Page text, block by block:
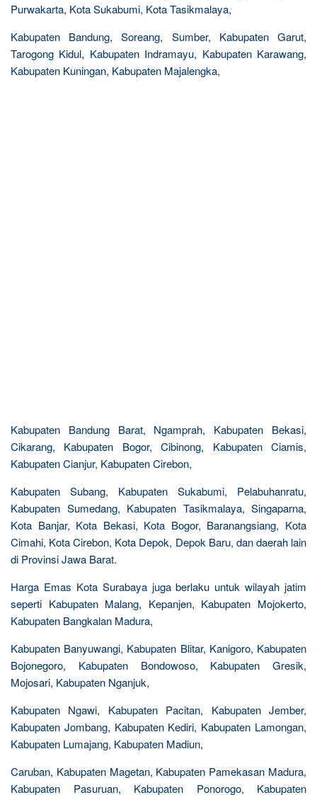
Purwakarta, Kota Sukabumi, Kota Tasikmalaya,
Kabupaten Bandung, Soreang, Sumber, Kabupaten Garut,
Tarogong Kidul, Kabupaten Indramayu, Kabupaten Karawang,
Kabupaten Kuningan, Kabupaten Majalengka,
Kabupaten Bandung Barat, Ngamprah, Kabupaten Bekasi,
Cikarang, Kabupaten Bogor, Cibinong, Kabupaten Ciamis,
Kabupaten Cianjur, Kabupaten Cirebon,
Kabupaten Subang, Kabupaten Sukabumi, Pelabuhanratu,
Kabupaten Sumedang, Kabupaten Tasikmalaya, Singaparna,
Kota Banjar, Kota Bekasi, Kota Bogor, Baranangsiang, Kota
Cimahi, Kota Cirebon, Kota Depok, Depok Baru, dan daerah lain
di Provinsi Jawa Barat.
Harga Emas Kota Surabaya juga berlaku untuk wilayah jatim
seperti Kabupaten Malang, Kepanjen, Kabupaten Mojokerto,
Kabupaten Bangkalan Madura,
Kabupaten Banyuwangi, Kabupaten Blitar, Kanigoro, Kabupaten
Bojonegoro, Kabupaten Bondowoso, Kabupaten Gresik,
Mojosari, Kabupaten Nganjuk,
Kabupaten Ngawi, Kabupaten Pacitan, Kabupaten Jember,
Kabupaten Jombang, Kabupaten Kediri, Kabupaten Lamongan,
Kabupaten Lumajang, Kabupaten Madiun,
Caruban, Kabupaten Magetan, Kabupaten Pamekasan Madura,
Kabupaten Pasuruan, Kabupaten Ponorogo, Kabupaten